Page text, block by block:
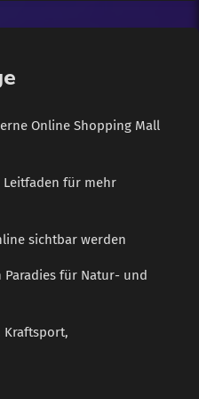
Online Shopping Mall
Leitfaden für mehr
sichtbar werden
Paradies für Natur- und
Kraftsport,